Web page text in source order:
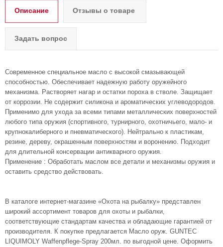
Описание Отзывы о товаре
Задать вопрос
Современное специальное масло с высокой смазывающей
способностью. Обеспечивает надежную работу оружейного
механизма. Растворяет нагар и остатки пороха в стволе. Защищает
от коррозии. Не содержит силикона и ароматических углеводородов.
Применимо для ухода за всеми типами металлических поверхностей
любого типа оружия (спортивного, турнирного, охотничьего, мало- и
крупнокалиберного и пневматического). Нейтрально к пластикам,
резине, дереву, окрашенным поверхностям и воронению. Подходит
для длительной консервации антикварного оружия.
Применение : Обработать маслом все детали и механизмы оружия и
оставить средство действовать.
В каталоге интернет-магазине «Охота на рыбалку» представлен
широкий ассортимент товаров для охоты и рыбалки,
соответствующие стандартам качества и обладающие гарантией от
производителя. К покупке предлагается Масло оруж. GUNTEC
LIQUIMOLY Waffenpflege-Spray 200мл. по выгодной цене. Оформить